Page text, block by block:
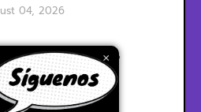
×
04, 2026
- Mar Adentro
04, 2026